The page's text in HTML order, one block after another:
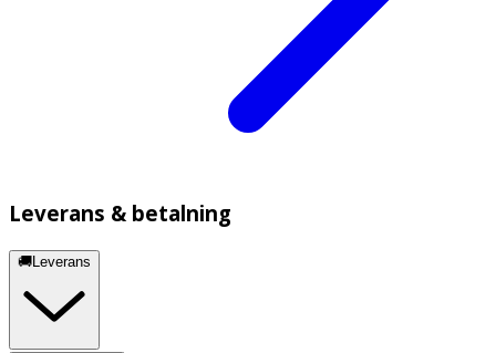
Leverans & betalning
🚚Leverans